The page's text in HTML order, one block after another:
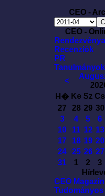
CEO -
CEO -
Recenziók
PR
Tanulmányok
<
H� Ke Sz Cs
27
28 29 30
3
4 5 6
10
11 12 13
17
18 19 20
24
25 26 27
31
1 2 3
CEO